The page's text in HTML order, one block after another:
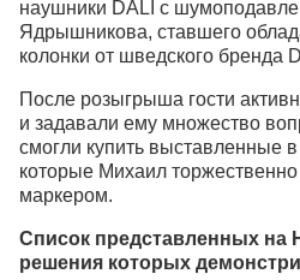
наушники DALI с
Ядрышникова, ставшего
колонки от шведского бренда
После розыгрыша гости
и задавали ему множество
смогли купить выставленные
которые Михаил
маркером.
Список представленных на
решения которых